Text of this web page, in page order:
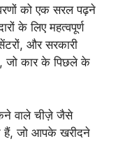
को एक सरल पढ़ने
के लिए महत्वपूर्ण
सेंटरों, और सरकारी
जो कार के पिछले के
वाले चीज़े जैसे
हैं, जो आपके खरीदने